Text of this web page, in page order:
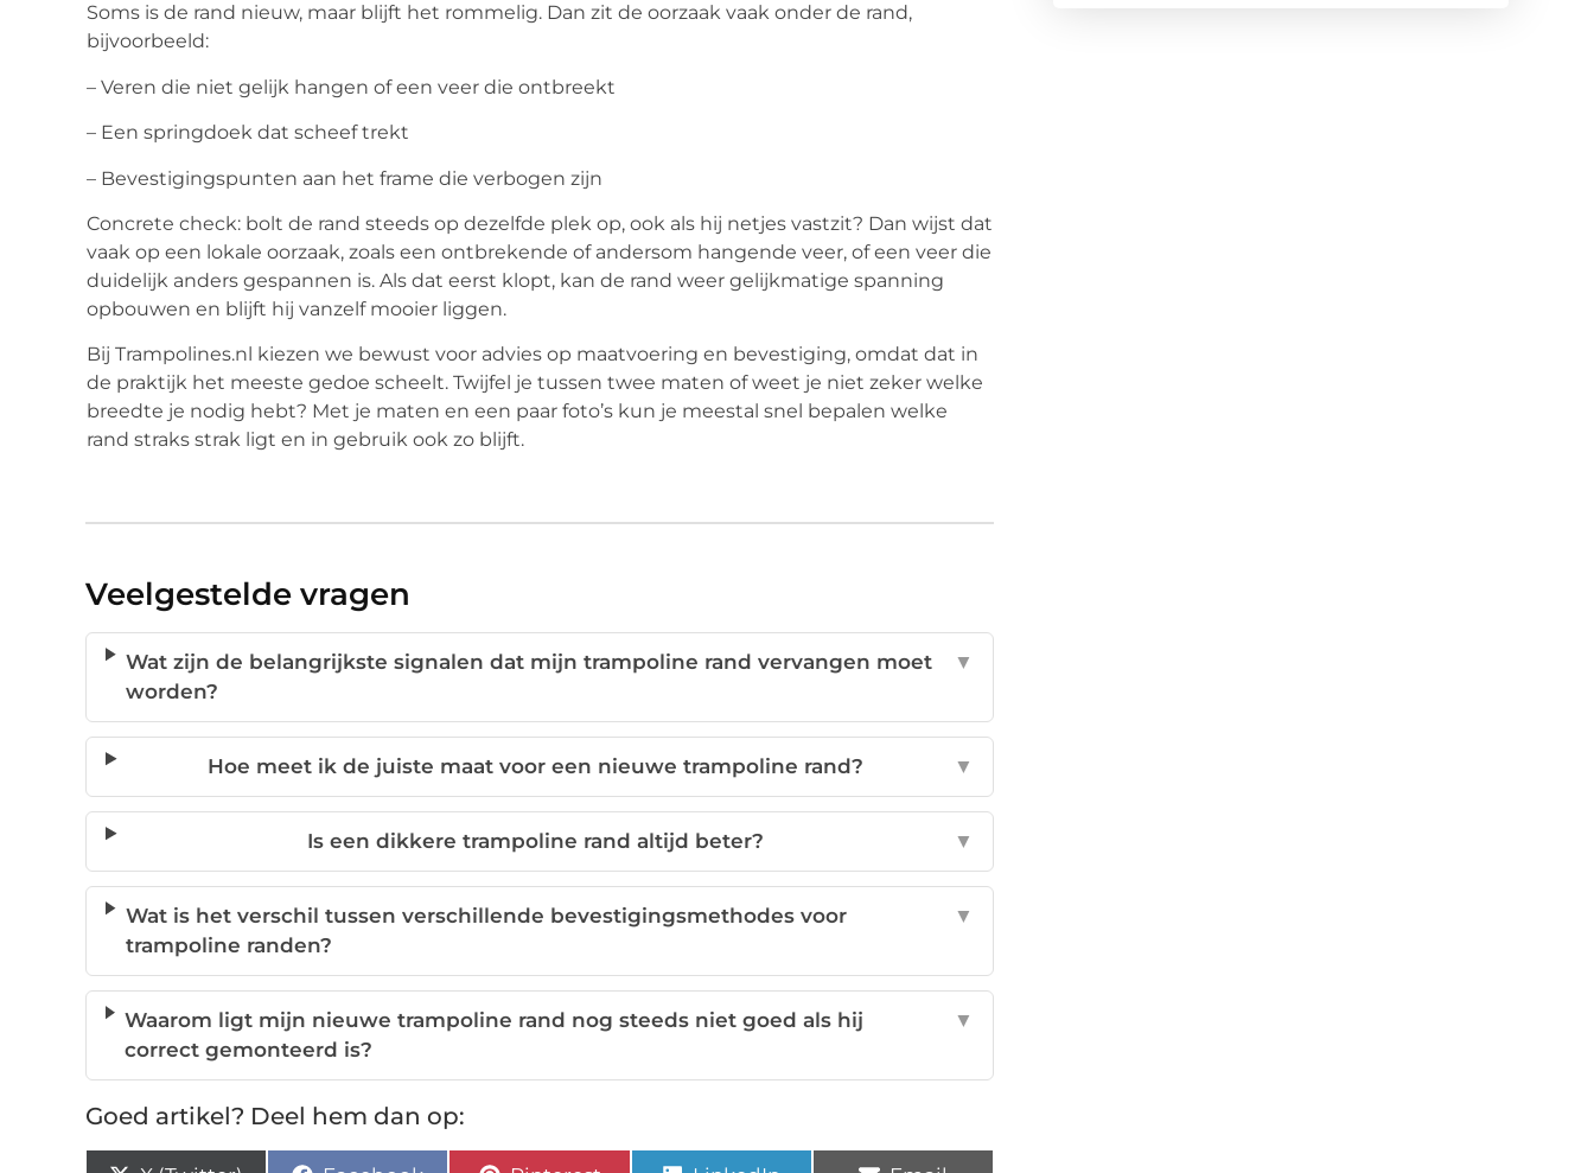
Soms is de rand nieuw, maar blijft het rommelig. Dan zit de oorzaak vaak onder de rand,
bijvoorbeeld:
– Veren die niet gelijk hangen of een veer die ontbreekt
– Een springdoek dat scheef trekt
– Bevestigingspunten aan het frame die verbogen zijn
Concrete check: bolt de rand steeds op dezelfde plek op, ook als hij netjes vastzit? Dan wijst dat
vaak op een lokale oorzaak, zoals een ontbrekende of andersom hangende veer, of een veer die
duidelijk anders gespannen is. Als dat eerst klopt, kan de rand weer gelijkmatige spanning
opbouwen en blijft hij vanzelf mooier liggen.
Bij Trampolines.nl kiezen we bewust voor advies op maatvoering en bevestiging, omdat dat in
de praktijk het meeste gedoe scheelt. Twijfel je tussen twee maten of weet je niet zeker welke
breedte je nodig hebt? Met je maten en een paar foto’s kun je meestal snel bepalen welke
rand straks strak ligt en in gebruik ook zo blijft.
Veelgestelde vragen
Wat zijn de belangrijkste signalen dat mijn trampoline rand vervangen moet
worden?
▼
Hoe meet ik de juiste maat voor een nieuwe trampoline rand? ▼
Is een dikkere trampoline rand altijd beter? ▼
Wat is het verschil tussen verschillende bevestigingsmethodes voor
trampoline randen?
▼
Waarom ligt mijn nieuwe trampoline rand nog steeds niet goed als hij
correct gemonteerd is?
▼
Goed artikel? Deel hem dan op: